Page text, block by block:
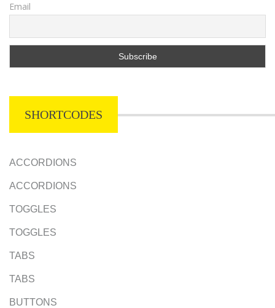
Email
SHORTCODES
ACCORDIONS
ACCORDIONS
TOGGLES
TOGGLES
TABS
TABS
BUTTONS